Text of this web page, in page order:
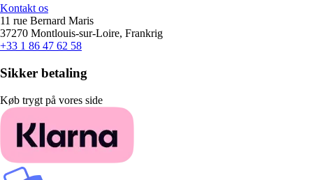
Kontakt os
11 rue Bernard Maris
37270 Montlouis-sur-Loire, Frankrig
+33 1 86 47 62 58
Sikker betaling
Køb trygt på vores side